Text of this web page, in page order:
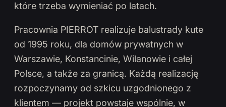
które trzeba wymieniać po latach.
Pracownia PIERROT realizuje balustrady kute
od 1995 roku, dla domów prywatnych w
Warszawie, Konstancinie, Wilanowie i całej
Polsce, a także za granicą. Każdą realizację
rozpoczynamy od szkicu uzgodnionego z
klientem — projekt powstaje wspólnie, w